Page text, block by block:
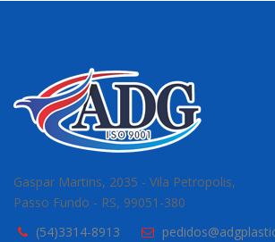
Gaspar Martins, 2035 - Vila Petropolis,
Passo Fundo - RS, 99051-380
(54)3314-8913